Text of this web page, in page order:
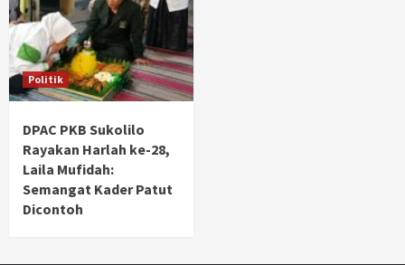
Politik
DPAC PKB Sukolilo
Rayakan Harlah ke-28,
Laila Mufidah:
Semangat Kader Patut
Dicontoh